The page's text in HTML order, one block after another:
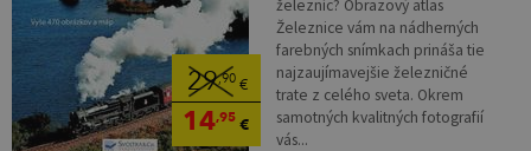
29,90€
14,95€
železníc? Obrazový atlas
Železnice vám na nádherných
farebných snímkach prináša tie
najzaujímavejšie železničné
trate z celého sveta. Okrem
samotných kvalitných fotografií
vás...